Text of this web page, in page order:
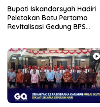
Bupati Iskandarsyah Hadiri
Peletakan Batu Pertama
Revitalisasi Gedung BPS